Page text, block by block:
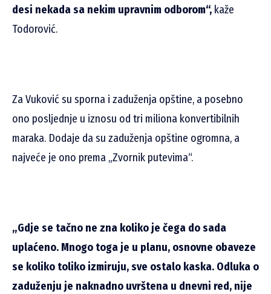
desi nekada sa nekim upravnim odborom“, kaže
Todorović.
Za Vuković su sporna i zaduženja opštine, a posebno
ono posljednje u iznosu od tri miliona konvertibilnih
maraka. Dodaje da su zaduženja opštine ogromna, a
najveće je ono prema „Zvornik putevima“.
„Gdje se tačno ne zna koliko je čega do sada
uplaćeno. Mnogo toga je u planu, osnovne obaveze
se koliko toliko izmiruju, sve ostalo kaska. Odluka o
zaduženju je naknadno uvrštena u dnevni red, nije